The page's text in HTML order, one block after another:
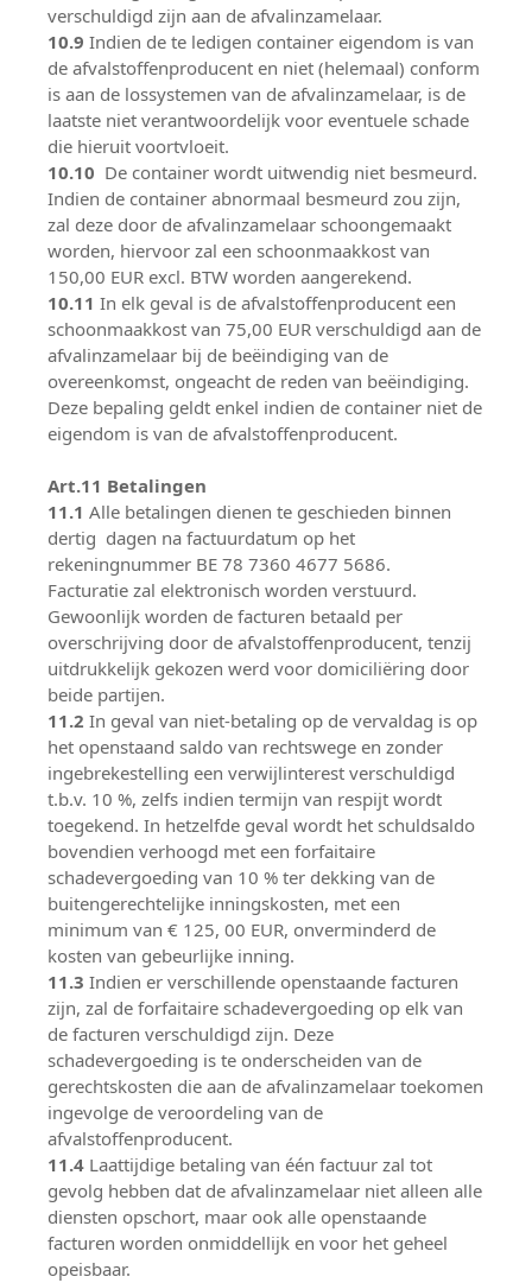
verschuldigd zijn aan de afvalinzamelaar.
10.9 Indien de te ledigen container eigendom is van
de afvalstoffenproducent en niet (helemaal) conform
is aan de lossystemen van de afvalinzamelaar, is de
laatste niet verantwoordelijk voor eventuele schade
die hieruit voortvloeit.
10.10 De container wordt uitwendig niet besmeurd.
Indien de container abnormaal besmeurd zou zijn,
zal deze door de afvalinzamelaar schoongemaakt
worden, hiervoor zal een schoonmaakkost van
150,00 EUR excl. BTW worden aangerekend.
10.11 In elk geval is de afvalstoffenproducent een
schoonmaakkost van 75,00 EUR verschuldigd aan de
afvalinzamelaar bij de beëindiging van de
overeenkomst, ongeacht de reden van beëindiging.
Deze bepaling geldt enkel indien de container niet de
eigendom is van de afvalstoffenproducent.
Art.11 Betalingen
11.1 Alle betalingen dienen te geschieden binnen
dertig dagen na factuurdatum op het
rekeningnummer BE 78 7360 4677 5686.
Facturatie zal elektronisch worden verstuurd.
Gewoonlijk worden de facturen betaald per
overschrijving door de afvalstoffenproducent, tenzij
uitdrukkelijk gekozen werd voor domiciliëring door
beide partijen.
11.2 In geval van niet-betaling op de vervaldag is op
het openstaand saldo van rechtswege en zonder
ingebrekestelling een verwijlinterest verschuldigd
t.b.v. 10 %, zelfs indien termijn van respijt wordt
toegekend. In hetzelfde geval wordt het schuldsaldo
bovendien verhoogd met een forfaitaire
schadevergoeding van 10 % ter dekking van de
buitengerechtelijke inningskosten, met een
minimum van € 125, 00 EUR, onverminderd de
kosten van gebeurlijke inning.
11.3 Indien er verschillende openstaande facturen
zijn, zal de forfaitaire schadevergoeding op elk van
de facturen verschuldigd zijn. Deze
schadevergoeding is te onderscheiden van de
gerechtskosten die aan de afvalinzamelaar toekomen
ingevolge de veroordeling van de
afvalstoffenproducent.
11.4 Laattijdige betaling van één factuur zal tot
gevolg hebben dat de afvalinzamelaar niet alleen alle
diensten opschort, maar ook alle openstaande
facturen worden onmiddellijk en voor het geheel
opeisbaar.